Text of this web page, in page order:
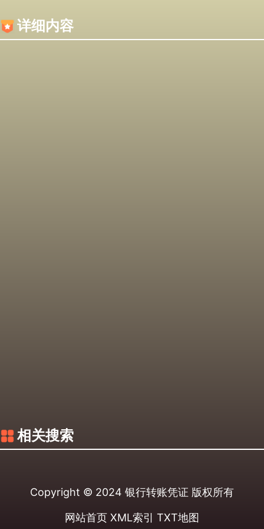
详细内容
相关搜索
Copyright © 2024 银行转账凭证 版权所有
网站首页 XML索引 TXT地图